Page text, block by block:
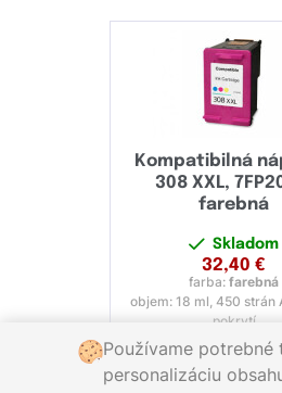
Kompatibilná
308 XXL,
farebná
Skladom
32,40 €
farba:farebná
objem: 18 ml, 450 strán
pokrytí
Používame
personalizáciu